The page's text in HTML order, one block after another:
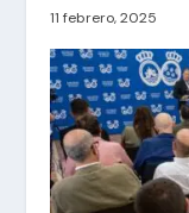
11 febrero, 2025